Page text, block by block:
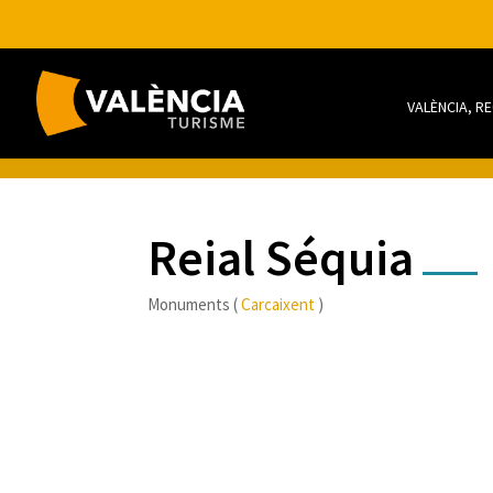
VALÈNCIA,
Reial Séquia
Monuments (Carcaixent )